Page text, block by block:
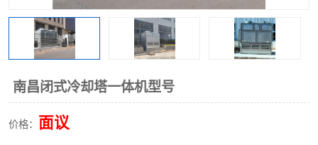
南昌闭式冷却塔一体机型号
价格： 面议